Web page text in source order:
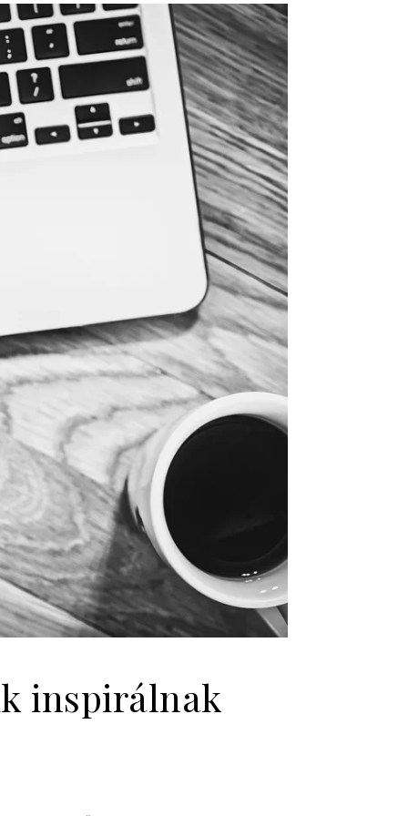
inspirálnak